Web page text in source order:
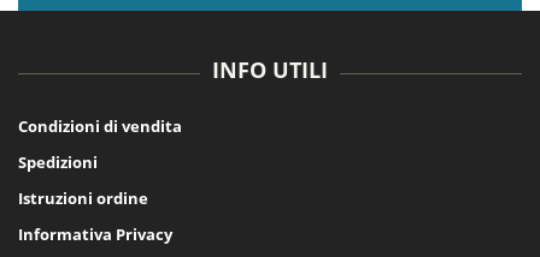
INFO UTILI
Condizioni di vendita
Spedizioni
Istruzioni ordine
Informativa Privacy